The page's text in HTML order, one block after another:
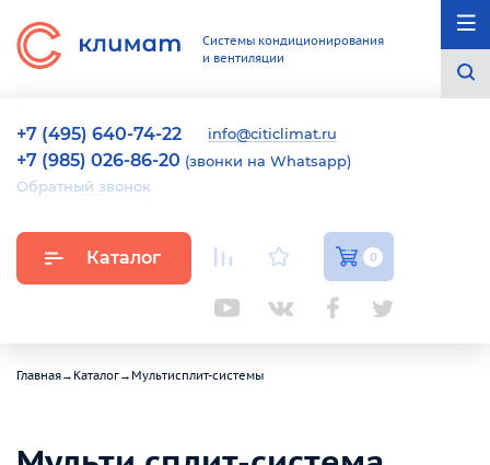
Системы кондиционирования
и вентиляции
+7 (495) 640-74-22 info@citiclimat.ru
+7 (985) 026-86-20 (звонки на Whatsapp)
Обратный звонок
Каталог 0
Главная→ Каталог→ Мультисплит-системы